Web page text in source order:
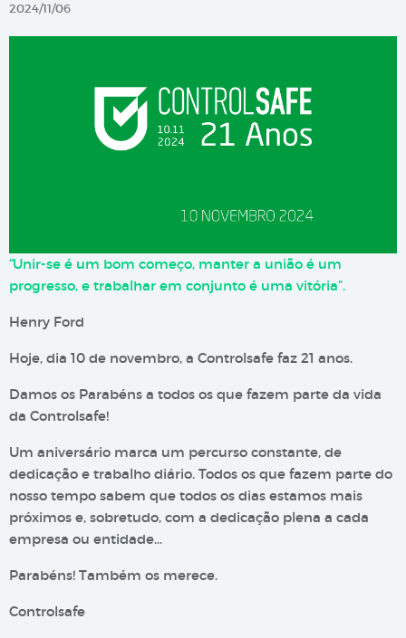
2024/11/06
“Unir-se é um bom começo, manter a união é um
progresso, e trabalhar em conjunto é uma vitória”.
Henry Ford
Hoje, dia 10 de novembro, a Controlsafe faz 21 anos.
Damos os Parabéns a todos os que fazem parte da vida
da Controlsafe!
Um aniversário marca um percurso constante, de
dedicação e trabalho diário. Todos os que fazem parte do
nosso tempo sabem que todos os dias estamos mais
próximos e, sobretudo, com a dedicação plena a cada
empresa ou entidade…
Parabéns! Também os merece.
Controlsafe